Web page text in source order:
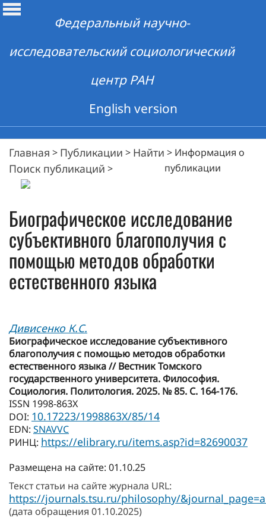
Федеральный научно-
исследовательский социологический
центр РАН
English version
Главная > Публикации > Найти >
Поиск публикаций >
Информация о
публикации
Биографическое исследование
субъективного благополучия с
помощью методов обработки
естественного языка
Дивисенко К.С.
Биографическое исследование субъективного
благополучия с помощью методов обработки
естественного языка // Вестник Томского
государственного университета. Философия.
Социология. Политология. 2025. № 85. С. 164-176.
ISSN 1998-863X
DOI: 10.17223/1998863X/85/14
EDN: SNAVVC
РИНЦ: https://elibrary.ru/items.asp?id=82690037
Размещена на сайте: 01.10.25
Текст статьи на сайте журнала URL:
https://journals.tsu.ru/philosophy/
(дата обращения 01.10.2025)